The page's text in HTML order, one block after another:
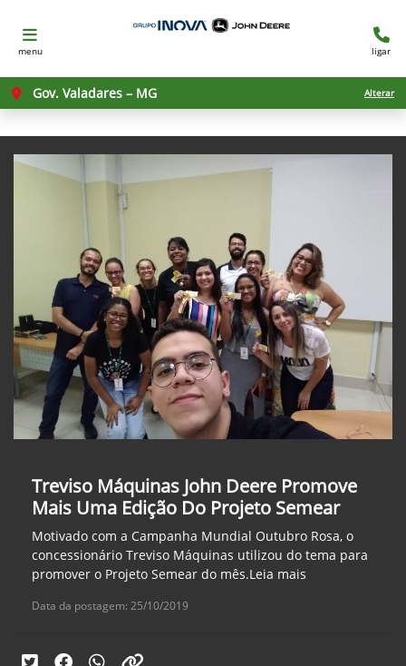
menu ligar
Gov. Valadares – MG Alterar
Treviso Máquinas John Deere Promove
Mais Uma Edição Do Projeto Semear
Motivado com a Campanha Mundial Outubro Rosa, o
concessionário Treviso Máquinas utilizou do tema para
promover o Projeto Semear do mês.Leia mais
Data da postagem: 25/10/2019